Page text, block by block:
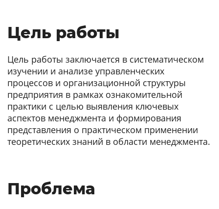
Цель работы
Цель работы заключается в систематическом
изучении и анализе управленческих
процессов и организационной структуры
предприятия в рамках ознакомительной
практики с целью выявления ключевых
аспектов менеджмента и формирования
представления о практическом применении
теоретических знаний в области менеджмента.
Проблема